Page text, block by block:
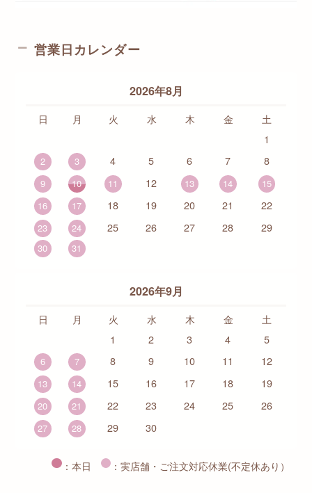
営業日カレンダー
2026年8月
日 月 火 水 木 金
土
1
2 3 4 5 6 7 8
9 10 11 12 13 14
15
16
17 18 19 20 21 22
23 24 25 26 27 28 29
30 31
2026年9月
日 月 火 水 木 金
土
1
2 3 4 5
6 7 8 9 10 11 12
13 14 15 16 17 18 19
20 21 22 23 24 25 26
27 28 29 30
：本日 ：実店舗・ご注文対応休業(不定休あり）